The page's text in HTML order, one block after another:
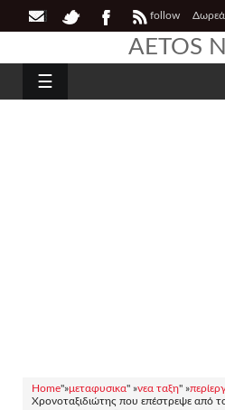
follow Δωρεά
AETOS
☰
Home"»μεταφυσικα" »νεα ταξη" »
Χρονοταξιδιώτης που επέστρεψε από